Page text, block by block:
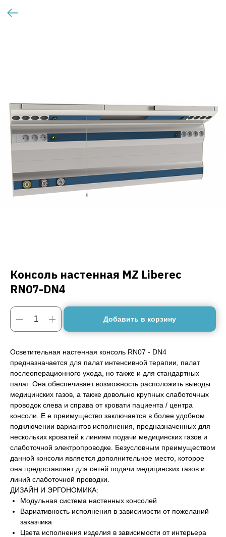
Консоль настенная MZ Liberec
RN07-DN4
Добавить в корзину
Осветительная настенная консоль RN07 - DN4
предназначается для палат интенсивной терапии, палат
послеоперационного ухода, но также и для стандартных
палат. Она обеспечивает возможность расположить выводы
медицинских газов, а также довольно крупных слаботочных
проводок слева и справа от кровати пациента / центра
консоли. Е е преимущество заключается в более удобном
подключении вариантов исполнения, предназначенных для
нескольких кроватей к линиям подачи медицинских газов и
слаботочной электропроводке. Безусловным преимуществом
данной консоли является дополнительное место, которое
она предоставляет для сетей подачи медицинских газов и
линий слаботочной проводки.
ДИЗАЙН И ЭРГОНОМИКА:
Модульная система настенных консолей
Вариативность исполнения в зависимости от пожеланий
заказчика
Цвета исполнения изделия в зависимости от интерьера